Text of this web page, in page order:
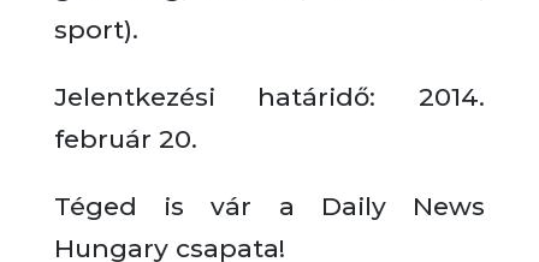
sport).
Jelentkezési határidő: 2014.
február 20.
Téged is vár a Daily News
Hungary csapata!